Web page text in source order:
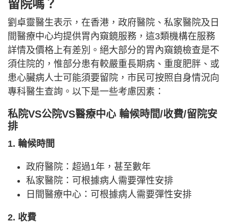
留院嗎？
劉卓靈醫生表示，在香港，政府醫院、私家醫院及日
間醫療中心均提供胃內窺鏡服務，這3類機構在服務
詳情及價格上有差別。絕大部分的胃內窺鏡檢查是不
須住院的，惟部分患有較嚴重長期病、重度肥胖、或
患心臟病人士可能須要留院，市民可按照自身情況向
專科醫生查詢。以下是一些考慮因素：
私院VS公院VS醫療中心 輪候時間/收費/留院安
排
1. 輪候時間
政府醫院：超過1年，甚至數年
私家醫院：可根據病人需要彈性安排
日間醫療中心：可根據病人需要彈性安排
2. 收費